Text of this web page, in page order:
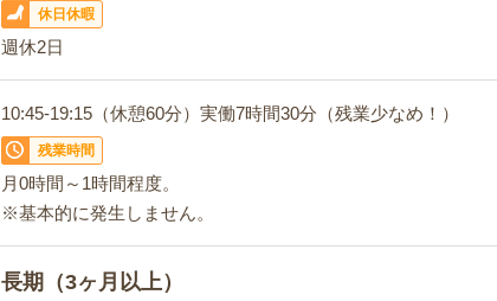
休日休暇
週休2日
10:45-19:15（休憩60分）実働7時間30分（残業少なめ！）
残業時間
月0時間～1時間程度。
※基本的に発生しません。
長期（3ヶ月以上）